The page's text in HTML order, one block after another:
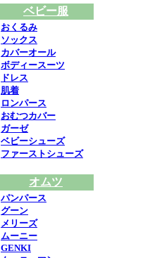
ベビー服
おくるみ
ソックス
カバーオール
ボディースーツ
ドレス
肌着
ロンパース
おむつカバー
ガーゼ
ベビーシューズ
ファーストシューズ
オムツ
パンパース
グーン
メリーズ
ムーニー
GENKI